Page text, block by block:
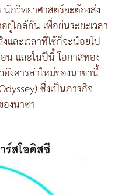
นักวิทยาศาสตร์จะต้องส่ง
ยู่ใกล้กัน เพื่อย่นระยะเวลา
และเวลาที่ใช้ก็จะน้อยไป
น และในปีนี้ โอกาสทอง
งคารลำใหม่ของนาซานี้
ซึ่งเป็นภารกิจ
งนาซา